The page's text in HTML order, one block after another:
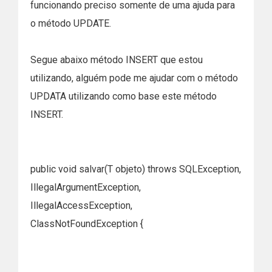
funcionando preciso somente de uma ajuda para
o método UPDATE.
Segue abaixo método INSERT que estou
utilizando, alguém pode me ajudar com o método
UPDATA utilizando como base este método
INSERT.
public void salvar(T objeto) throws SQLException,
IllegalArgumentException,
IllegalAccessException,
ClassNotFoundException {